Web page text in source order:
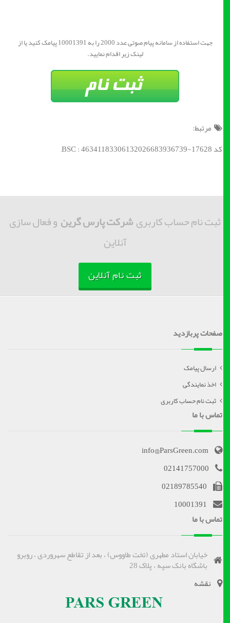
جهت استفاده از سامانه پیام صوتی عدد 2000 را به 10001391 پیامک کنید یا از
لینک زیر اقدام نمایید.
مرتبط:
کد BSC : 46341183306132026683936739-17628;
ثبت نام حساب کاربریشرکت پارس گرینو فعال سازی
آنلاین
ثبت نام آنلاین
صفحات پربازدید
ارسال پیامک
اخذ نمایندگی
ثبت نام حساب کاربری
تماس با ما
info@ParsGreen.com
02141757000
02189785540
10001391
تماس با ما
خیابان استاد مطهری (تخت طاووس) ، بعد از تقاطع سهروردی ، روبرو
باشگاه بانک سپه ، پلاک 28
نقشه